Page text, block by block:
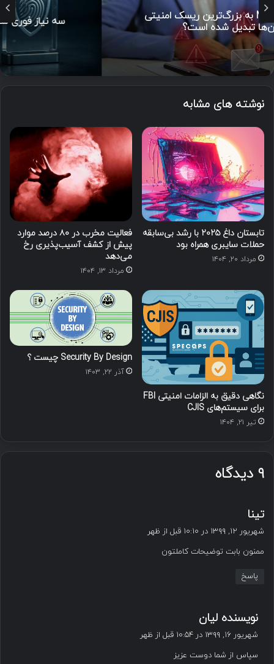
سه نیاز فوری سازمان‌ها هنگام وقوع Cyberattack
نوشته های مشابه
تابستان داغ ۲۰۲۵ با رشد بی‌سابقه
حملات سایبری همراه بود
مرداد ۲۰, ۱۴۰۴
فعالیت مخرب در ۸۰ درصد موارد
پیش از کشف آسیب‌پذیری‌ رخ
می‌دهد
مرداد ۱۳, ۱۴۰۴
نگاهی دقیق به الزامات امنیتی FBI
برای سیستم‌های CJIS
تیر ۲۱, ۱۴۰۴
Security By Design چیست ؟
آذر ۲۲, ۱۴۰۳
۹ دیدگاه
تینا
:
شهریور ۱۲, ۱۳۹۹ در ۱۰:۱۰ قبل از ظهر
ممنون بابت توضیحات کاملتون
پاسخ
نویسنده لیان
:
شهریور ۱۶, ۱۳۹۹ در ۱۰:۵۴ قبل از ظهر
سپاس از شما دوست عزیز